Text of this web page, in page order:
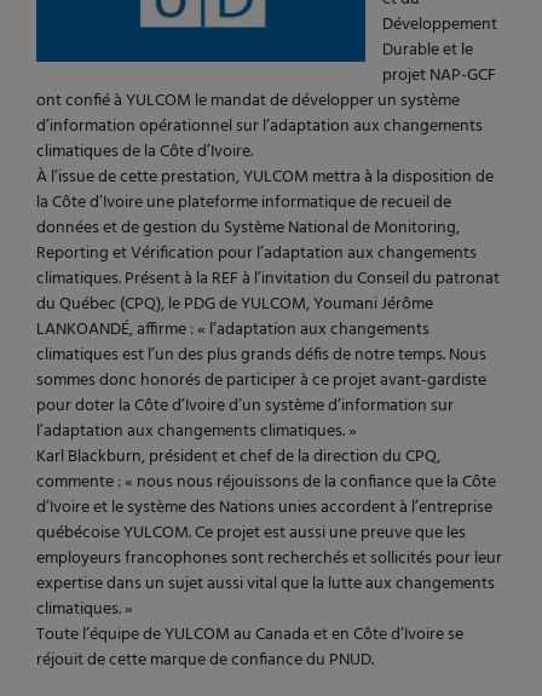
Développement
Durable et le
projet NAP-GCF
ont confié à YULCOM le mandat de développer un système
d’information opérationnel sur l’adaptation aux changements
climatiques de la Côte d’Ivoire.
À l’issue de cette prestation, YULCOM mettra à la disposition de
la Côte d’Ivoire une plateforme informatique de recueil de
données et de gestion du Système National de Monitoring,
Reporting et Vérification pour l’adaptation aux changements
climatiques. Présent à la REF à l’invitation du Conseil du patronat
du Québec (CPQ), le PDG de YULCOM, Youmani Jérôme
LANKOANDÉ, affirme : « l’adaptation aux changements
climatiques est l’un des plus grands défis de notre temps. Nous
sommes donc honorés de participer à ce projet avant-gardiste
pour doter la Côte d’Ivoire d’un système d’information sur
l’adaptation aux changements climatiques. »
Karl Blackburn, président et chef de la direction du CPQ,
commente : « nous nous réjouissons de la confiance que la Côte
d’Ivoire et le système des Nations unies accordent à l’entreprise
québécoise YULCOM. Ce projet est aussi une preuve que les
employeurs francophones sont recherchés et sollicités pour leur
expertise dans un sujet aussi vital que la lutte aux changements
climatiques. »
Toute l’équipe de YULCOM au Canada et en Côte d’Ivoire se
réjouit de cette marque de confiance du PNUD.